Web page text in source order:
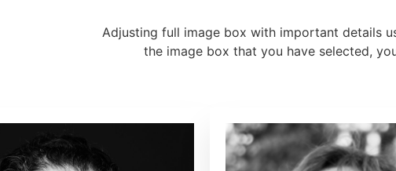
Adjusting full image box with important details
the image box that you have selected,